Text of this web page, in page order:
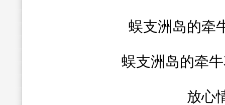
蜈支洲岛的牵
蜈支洲岛的牵
放心